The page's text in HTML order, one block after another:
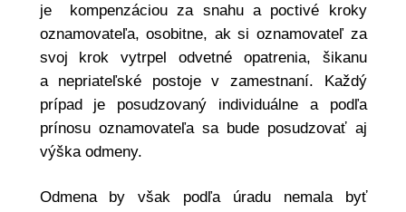
je kompenzáciou za snahu a poctivé kroky
oznamovateľa, osobitne, ak si oznamovateľ za
svoj krok vytrpel odvetné opatrenia, šikanu
a nepriateľské postoje v zamestnaní. Každý
prípad je posudzovaný individuálne a podľa
prínosu oznamovateľa sa bude posudzovať aj
výška odmeny.
Odmena by však podľa úradu nemala byť